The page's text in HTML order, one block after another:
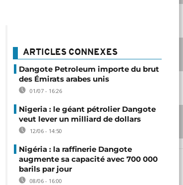
ARTICLES CONNEXES
Dangote Petroleum importe du brut
des Émirats arabes unis
01/07 - 16:26
Nigeria : le géant pétrolier Dangote
veut lever un milliard de dollars
12/06 - 14:50
Nigéria : la raffinerie Dangote
augmente sa capacité avec 700 000
barils par jour
08/06 - 16:00